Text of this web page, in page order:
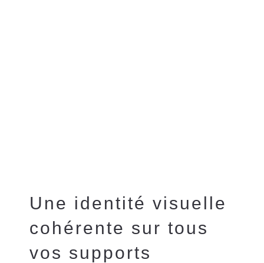
Une identité visuelle
cohérente sur tous
vos supports